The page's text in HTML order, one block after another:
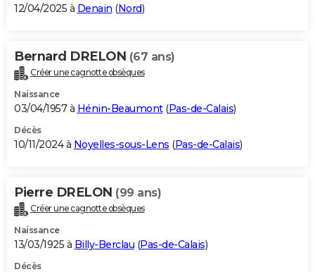
12/04/2025 à Denain (Nord)
Bernard DRELON (67 ans)
Créer une cagnotte obsèques
Naissance
03/04/1957 à Hénin-Beaumont(Pas-de-Calais)
Décès
10/11/2024 à Noyelles-sous-Lens (Pas-de-Calais)
Pierre DRELON (99 ans)
Créer une cagnotte obsèques
Naissance
13/03/1925 à Billy-Berclau (Pas-de-Calais)
Décès